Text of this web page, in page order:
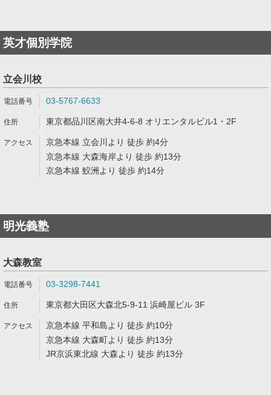
英才個別学院
立会川校
03-5767-6633
東京都品川区南大井4-6-8 オリエンタルビル1・2F
京急本線 立会川より 徒歩 約4分
京急本線 大森海岸より 徒歩 約13分
京急本線 鮫洲より 徒歩 約14分
明光義塾
大森教室
03-3298-7441
東京都大田区大森北5-9-11 浜崎屋ビル 3F
京急本線 平和島より 徒歩 約10分
京急本線 大森町より 徒歩 約13分
JR京浜東北線 大森より 徒歩 約13分